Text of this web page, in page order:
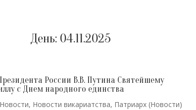
День: 04.11.2025
России В.В. Путина Святейшему
с Днем народного единства
Новости, Новости викариатства, Патриарх (Новости)